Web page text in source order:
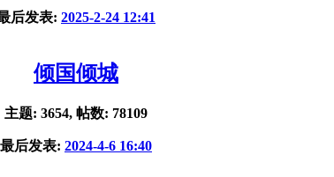
后发表: 2025-2-24 12:41
倾国倾城
主题: 3654, 帖数: 78109
最后发表: 2024-4-6 16:40